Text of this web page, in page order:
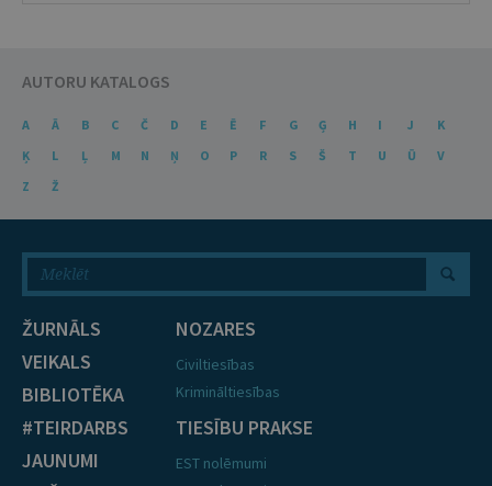
AUTORU KATALOGS
A Ā B C Č D E Ē F G Ģ H I J
K
Ķ
L Ļ M N Ņ O P R S Š T U Ū
V
Z
Ž
ŽURNĀLS
VEIKALS
BIBLIOTĒKA
#TEIRDARBS
JAUNUMI
NOZARES
Civiltiesības
Krimināltiesības
TIESĪBU PRAKSE
EST nolēmumi